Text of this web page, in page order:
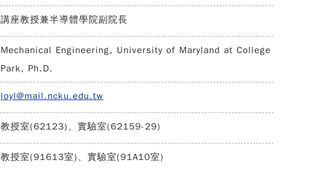
講座教授兼半導體學院副院長
Mechanical Engineering, University of Maryland at College
Park, Ph.D.
loyl@mail.ncku.edu.tw
教授室(62123)、實驗室(62159-29)
教授室(91613室)、實驗室(91A10室)